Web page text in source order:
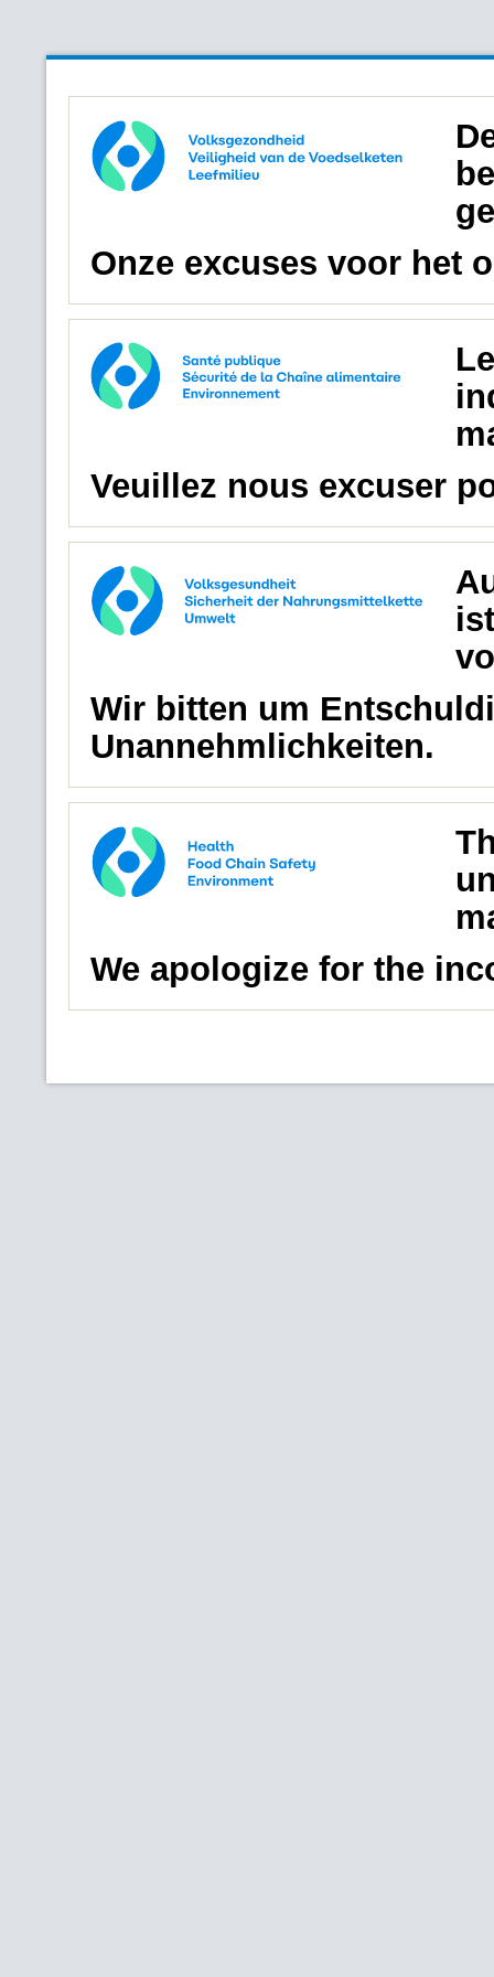
Onze excuses voor het
Veuillez nous excuser
Wir bitten um
Unannehmlichkeiten.
We apologize for the